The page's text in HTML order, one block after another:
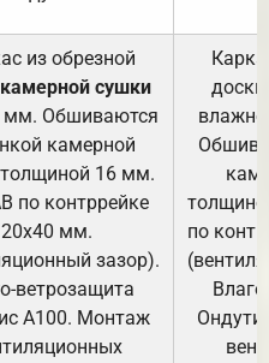
из обрезной
камерной сушки
мм. Обшиваются
камерной
16 мм.
по контррейке
20х40 мм.
зазор).
ветрозащита
А100. Монтаж
доски
по